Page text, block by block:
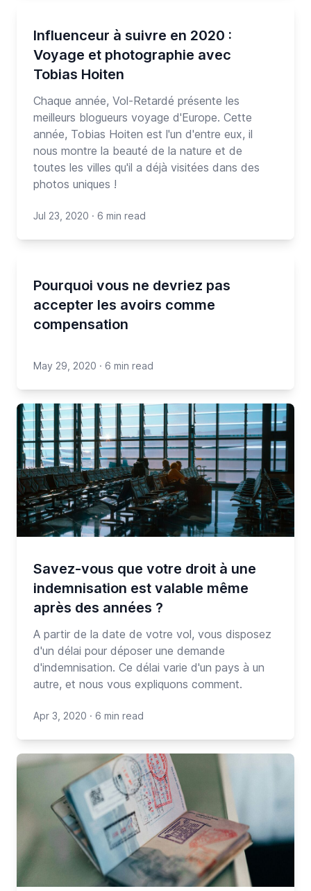
Influenceur à suivre en 2020 :
Voyage et photographie avec
Tobias Hoiten
Chaque année, Vol-Retardé présente les
meilleurs blogueurs voyage d'Europe. Cette
année, Tobias Hoiten est l'un d'entre eux, il
nous montre la beauté de la nature et de
toutes les villes qu'il a déjà visitées dans des
photos uniques !
Jul 23, 2020 · 6 min read
Pourquoi vous ne devriez pas
accepter les avoirs comme
compensation
May 29, 2020 · 6 min read
Savez-vous que votre droit à une
indemnisation est valable même
après des années ?
A partir de la date de votre vol, vous disposez
d'un délai pour déposer une demande
d'indemnisation. Ce délai varie d'un pays à un
autre, et nous vous expliquons comment.
Apr 3, 2020 · 6 min read